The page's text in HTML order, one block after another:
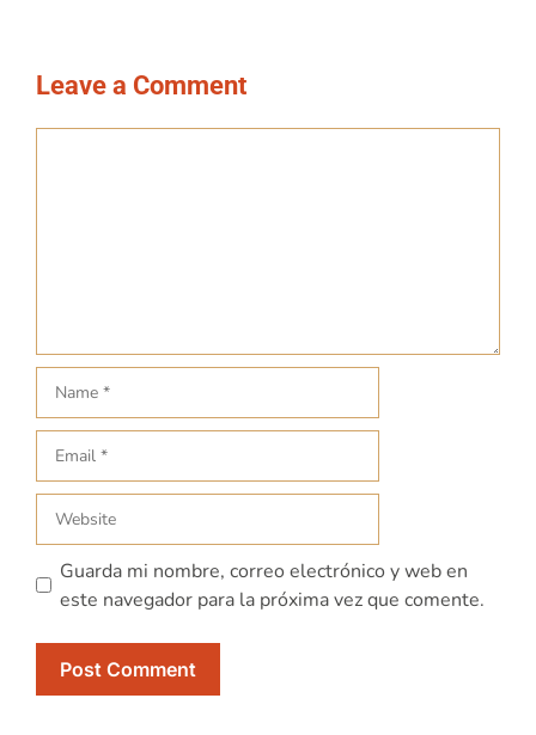
Leave a Comment
Guarda mi nombre, correo electrónico y web en
este navegador para la próxima vez que comente.